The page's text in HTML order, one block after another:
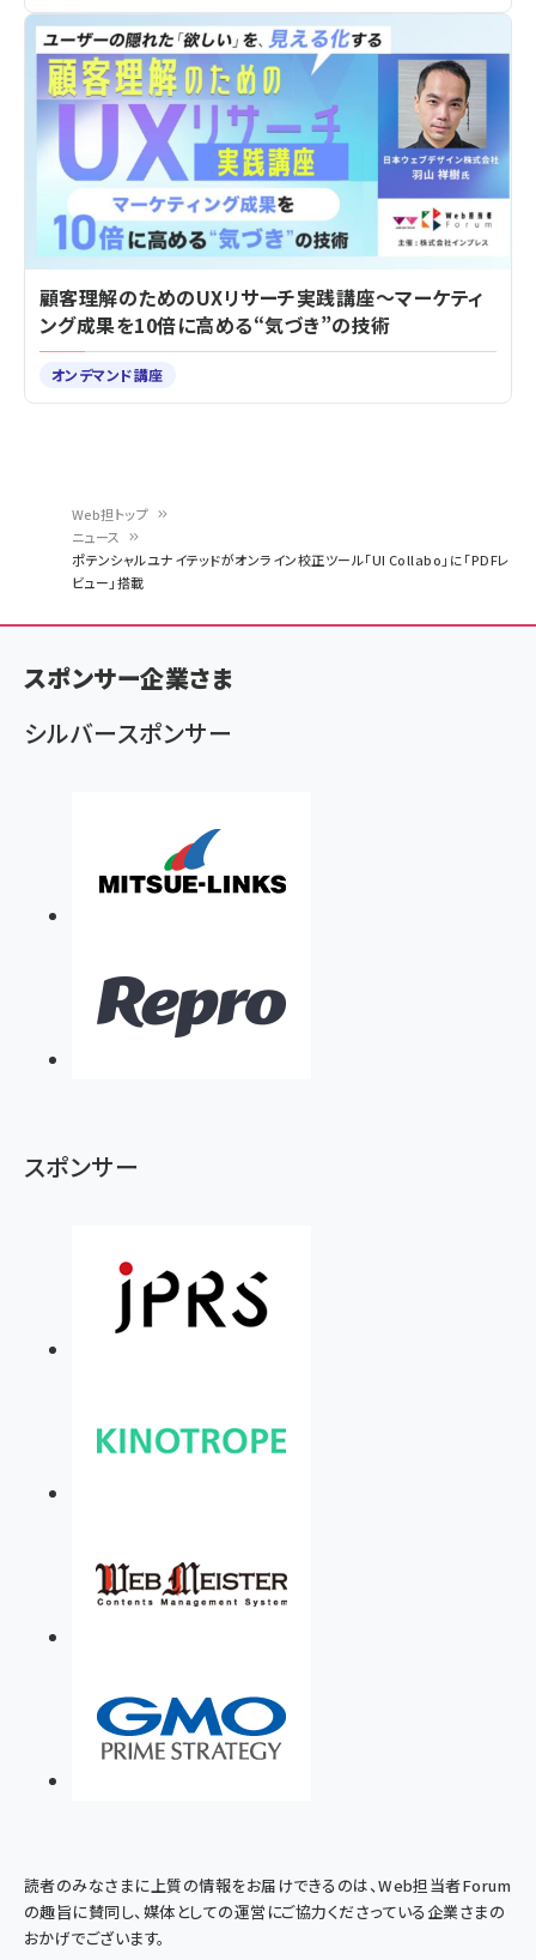
く
ず
Web担トップ
ニュース
ポテンシャルユナイテッドがオンライン校正ツール「UI Collabo」に「PDFレ
ビュー」搭載
顧客理解のためのUXリサーチ実践講座～マーケティ
ング成果を10倍に高める“気づき”の技術
オンデマンド講座
スポンサー企業さま
シルバースポンサー
スポンサー
読者のみなさまに上質の情報をお届けできるのは、Web担当者Forum
の趣旨に賛同し、媒体としての運営にご協力くださっている企業さまの
おかげでございます。